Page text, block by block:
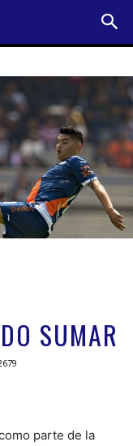
SUMAR
parte de la